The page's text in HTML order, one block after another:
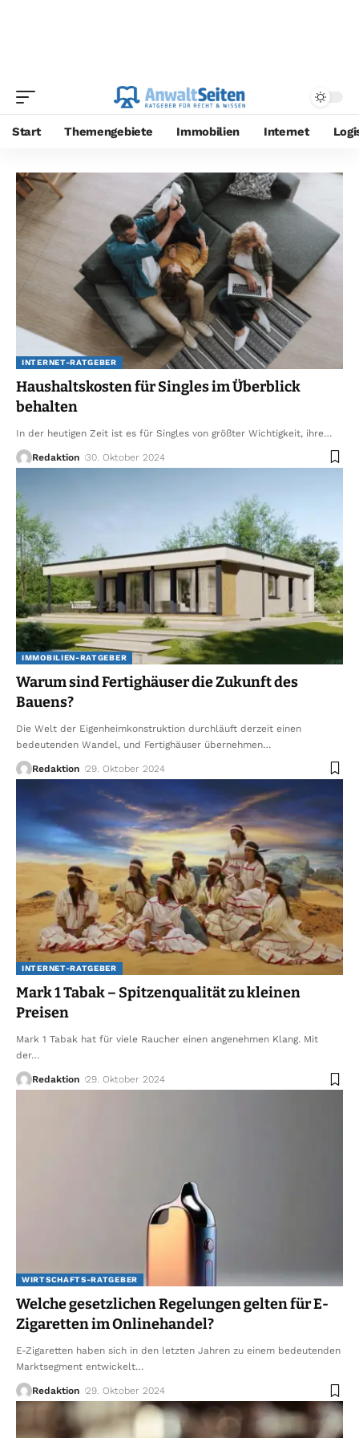
Start Themengebiete Immobilien Internet
INTERNET-RATGEBER
Haushaltskosten für Singles im Überblick
behalten
In der heutigen Zeit ist es für Singles von größter Wichtigkeit, ihre…
Redaktion 30. Oktober 2024
IMMOBILIEN-RATGEBER
Warum sind Fertighäuser die Zukunft des
Bauens?
Die Welt der Eigenheimkonstruktion durchläuft derzeit einen
bedeutenden Wandel, und Fertighäuser übernehmen…
Redaktion 29. Oktober 2024
INTERNET-RATGEBER
Mark 1 Tabak – Spitzenqualität zu kleinen
Preisen
Mark 1 Tabak hat für viele Raucher einen angenehmen Klang. Mit
der…
Redaktion 29. Oktober 2024
WIRTSCHAFTS-RATGEBER
Welche gesetzlichen Regelungen gelten für E-
Zigaretten im Onlinehandel?
E-Zigaretten haben sich in den letzten Jahren zu einem bedeutenden
Marktsegment entwickelt…
Redaktion 29. Oktober 2024